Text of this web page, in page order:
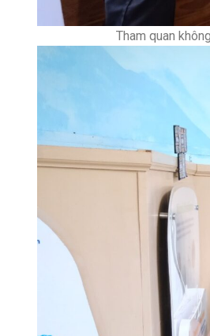
Tham quan không gian